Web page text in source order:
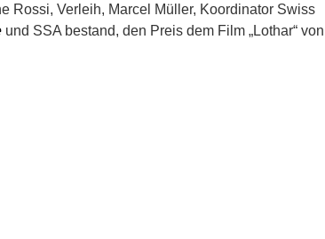
Rossi, Verleih, Marcel Müller, Koordinator Swiss
und SSA bestand, den Preis dem Film „Lothar“ von